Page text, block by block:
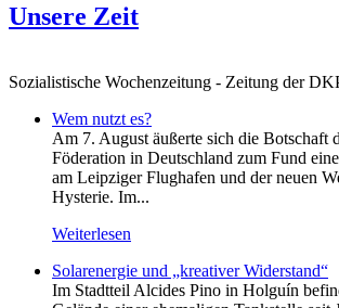
Unsere Zeit
Sozialistische Wochenzeitung - Zeitung der
Wem nutzt es?
Am 7. August äußerte sich die Botschaft
Föderation in Deutschland zum Fund
am Leipziger Flughafen und der neuen
Hysterie. Im...
Weiterlesen
Solarenergie und „kreativer Widerstand“
Im Stadtteil Alcides Pino in Holguín